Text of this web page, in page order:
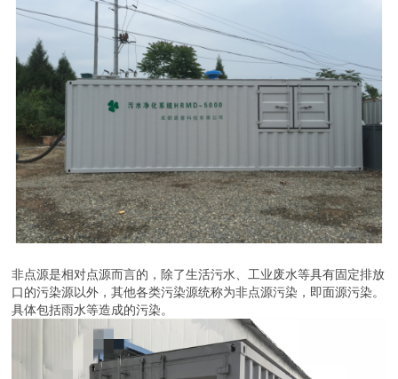
非点源是相对点源而言的，除了生活污水、工业废水等具有固定排放
口的污染源以外，其他各类污染源统称为非点源污染，即面源污染。
具体包括雨水等造成的污染。